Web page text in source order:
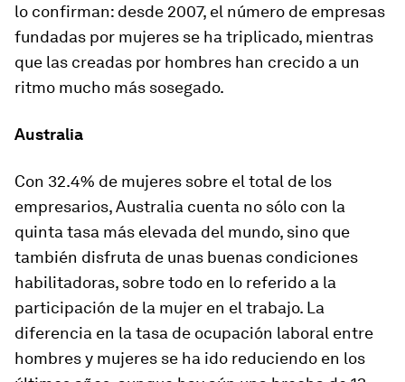
lo confirman: desde 2007, el número de empresas
fundadas por mujeres se ha triplicado, mientras
que las creadas por hombres han crecido a un
ritmo mucho más sosegado.
Australia
Con 32.4% de mujeres sobre el total de los
empresarios, Australia cuenta no sólo con la
quinta tasa más elevada del mundo, sino que
también disfruta de unas buenas condiciones
habilitadoras, sobre todo en lo referido a la
participación de la mujer en el trabajo. La
diferencia en la tasa de ocupación laboral entre
hombres y mujeres se ha ido reduciendo en los